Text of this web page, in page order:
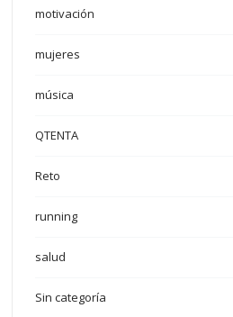
motivación
mujeres
música
QTENTA
Reto
running
salud
Sin categoría